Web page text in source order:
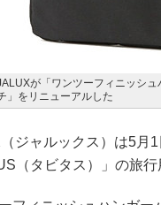
が「ワンツーフィニッシ
」をリニューアルした
ジャルックス）は5月1
（タビタス）」の旅